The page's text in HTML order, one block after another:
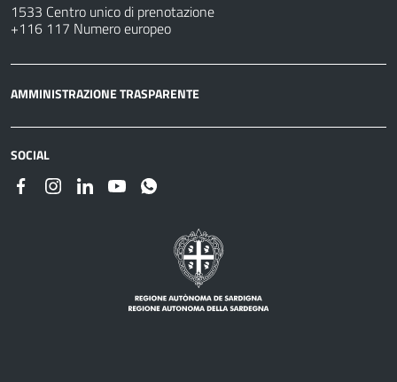
1533 Centro unico di prenotazione
+116 117 Numero europeo
AMMINISTRAZIONE TRASPARENTE
SOCIAL